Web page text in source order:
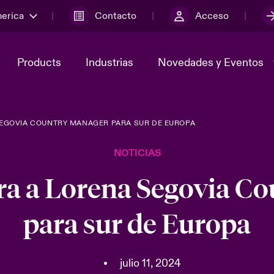
Contacto Acceso
el comité de
Investor Relations
Products Industrias Novedades y Eventos
Cyber Services Snapshot
COUNTRY MANAGER PARA SUR DE EUROPA
NOTICIAS
a Lorena Segovia
para sur de Europa
• julio 11, 2024